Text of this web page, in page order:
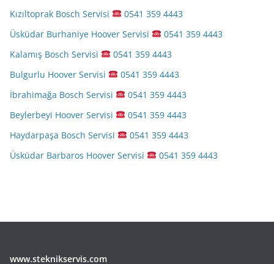
Kızıltoprak Bosch Servisi
0541 359 4443
Üsküdar Burhaniye Hoover Servisi
0541 359 4443
Kalamış Bosch Servisi
0541 359 4443
Bulgurlu Hoover Servisi
0541 359 4443
İbrahimağa Bosch Servisi
0541 359 4443
Beylerbeyi Hoover Servisi
0541 359 4443
Haydarpaşa Bosch Servisi
0541 359 4443
Üsküdar Barbaros Hoover Servisi
0541 359 4443
www.steknikservis.com